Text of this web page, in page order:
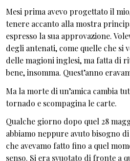
Mesi prima avevo progettato il
tenere accanto alla mostra
espresso la sua approvazione.
degli antenati, come quelle che si
delle magioni inglesi, ma fatta di
bene, insomma. Quest’anno
Ma la morte di un’amica cambia
tornado e scompagina le carte.
Qualche giorno dopo quel 28
abbiamo neppure avuto bisogno
che avevamo fatto fino a quel
senso. Si era svuotato di fronte a